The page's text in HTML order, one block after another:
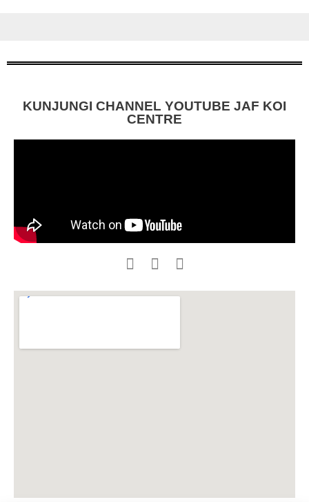
KUNJUNGI CHANNEL YOUTUBE JAF KOI
CENTRE